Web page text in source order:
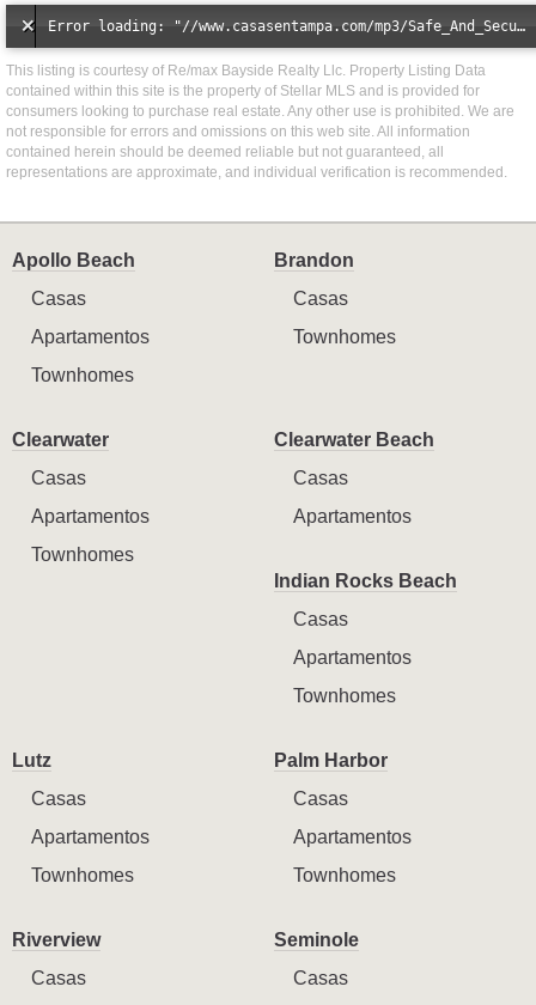
Error loading: "//www.casasentampa.com/mp3/Safe_And_Secure_full_mix_mp3.mp3"
This listing is courtesy of Re/max Bayside Realty Llc. Property Listing Data
contained within this site is the property of Stellar MLS and is provided for
consumers looking to purchase real estate. Any other use is prohibited. We are
not responsible for errors and omissions on this web site. All information
contained herein should be deemed reliable but not guaranteed, all
representations are approximate, and individual verification is recommended.
Apollo Beach
Casas
Apartamentos
Townhomes
Brandon
Casas
Townhomes
Clearwater
Casas
Apartamentos
Townhomes
Clearwater Beach
Casas
Apartamentos
Indian Rocks Beach
Casas
Apartamentos
Townhomes
Lutz
Casas
Apartamentos
Townhomes
Palm Harbor
Casas
Apartamentos
Townhomes
Riverview
Casas
Seminole
Casas